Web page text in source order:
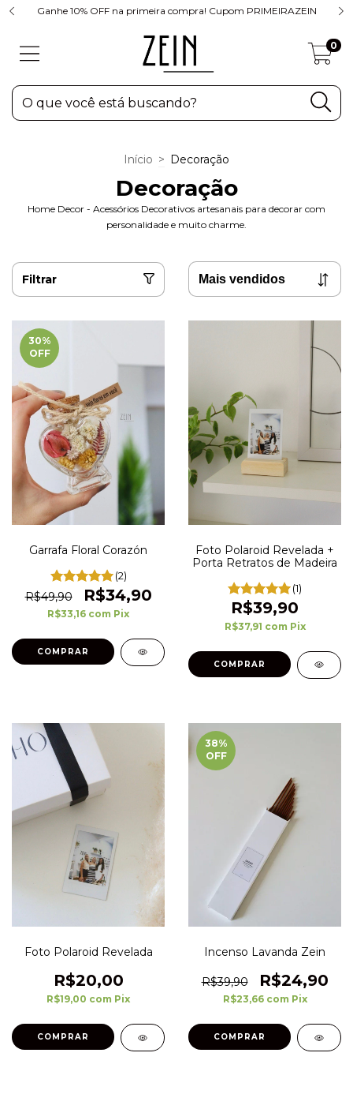
Ganhe 10% OFF na primeira compra! Cupom PRIMEIRAZEIN
0
Início > Decoração
Decoração
Home Decor - Acessórios Decorativos artesanais para decorar com
personalidade e muito charme.
Filtrar
30%
OFF
Garrafa Floral Corazón
(2)
R$49,90 R$34,90
R$33,16 com Pix
Foto Polaroid Revelada +
Porta Retratos de Madeira
(1)
R$39,90
R$37,91 com Pix
Foto Polaroid Revelada
R$20,00
R$19,00 com Pix
38%
OFF
Incenso Lavanda Zein
R$39,90 R$24,90
R$23,66 com Pix